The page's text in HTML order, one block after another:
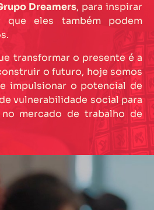
Dreamers, para inspirar
que eles também podem
transformar o presente é a
o futuro, hoje somos
impulsionar o potencial de
vulnerabilidade social para
mercado de trabalho de